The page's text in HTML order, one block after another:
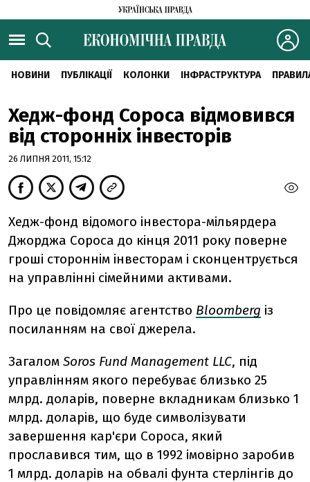
НОВИНИ ПУБЛІКАЦІЇ КОЛОНКИ ІНФРАСТРУКТУРА
Хедж-фонд Сороса відмовився
від сторонніх інвесторів
26 ЛИПНЯ 2011, 15:12
Хедж-фонд відомого інвестора-мільярдера
Джорджа Сороса до кінця 2011 року поверне
гроші стороннім інвесторам і сконцентрується
на управлінні сімейними активами.
Про це повідомляє агентство Bloomberg із
посиланням на свої джерела.
Загалом Soros Fund Management LLC, під
управлінням якого перебуває близько 25
млрд. доларів, поверне вкладникам близько 1
млрд. доларів, що буде символізувати
завершення кар'єри Сороса, який
прославився тим, що в 1992 імовірно заробив
1 млрд. доларів на обвалі фунта стерлінгів до